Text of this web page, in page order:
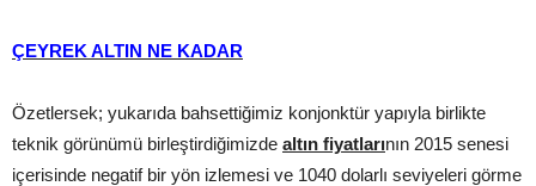
ÇEYREK ALTIN NE KADAR
Özetlersek; yukarıda bahsettiğimiz konjonktür yapıyla birlikte
teknik görünümü birleştirdiğimizde altın fiyatlarının 2015 senesi
içerisinde negatif bir yön izlemesi ve 1040 dolarlı seviyeleri görme